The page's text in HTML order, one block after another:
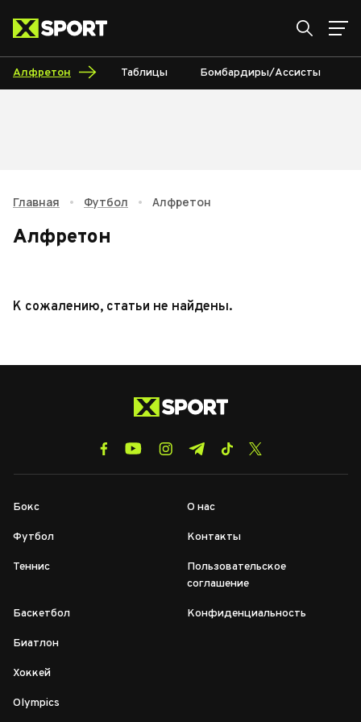
Алфретон Таблицы Бомбардиры/Ассисты
Главная • Футбол • Алфретон
Алфретон
К сожалению, статьи не найдены.
Бокс
Футбол
Теннис
Баскетбол
Биатлон
Хоккей
Olympics
О нас
Контакты
Пользовательское
соглашение
Конфиденциальность